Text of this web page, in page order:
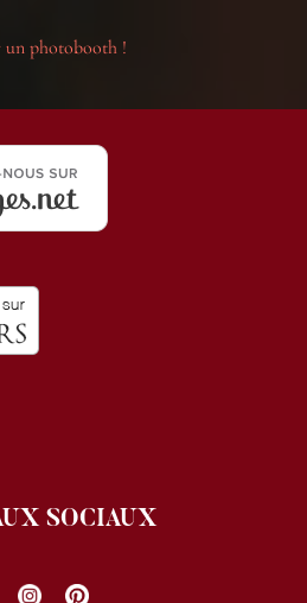
un photobooth !
SOCIAUX